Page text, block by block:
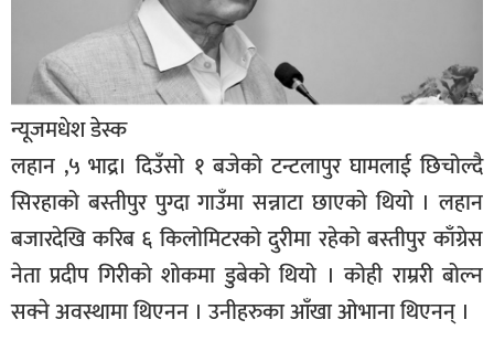
राजनीति
प्रमुख
समाचार
राष्ट्रिय
अन्तराष्ट्रिय
अन्तरबार्ता
अर्थ
न्यूजमधेश डेस्क
लहान ,५ भाद्र। दिउँसो १ बजेको टन्टलापुर घामलाई छिचोल्दै
सिरहाको बस्तीपुर पुग्दा गाउँमा सन्नाटा छाएको थियो । लहान
बजारदेखि करिब ६ किलोमिटरको दुरीमा रहेको बस्तीपुर काँग्रेस
नेता प्रदीप गिरीको शोकमा डुबेको थियो । कोही राम्ररी बोल्न
सक्ने अवस्थामा थिएनन । उनीहरुका आँखा ओभाना थिएनन् ।